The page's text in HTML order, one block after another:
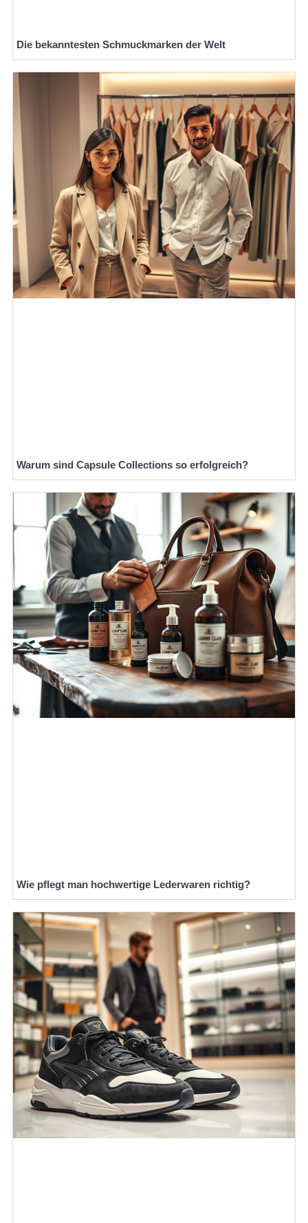
Die bekanntesten Schmuckmarken der Welt
Warum sind Capsule Collections so erfolgreich?
Wie pflegt man hochwertige Lederwaren richtig?